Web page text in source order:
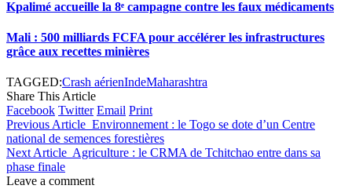
Kpalimé accueille la 8ᵉ campagne contre les faux médicaments
Mali : 500 milliards FCFA pour accélérer les infrastructures
grâce aux recettes minières
TAGGED:Crash aérienIndeMaharashtra
Share This Article
Facebook Twitter Email Print
Previous Article Environnement : le Togo se dote d’un Centre
national de semences forestières
Next Article Agriculture : le CRMA de Tchitchao entre dans sa
phase finale
Leave a comment